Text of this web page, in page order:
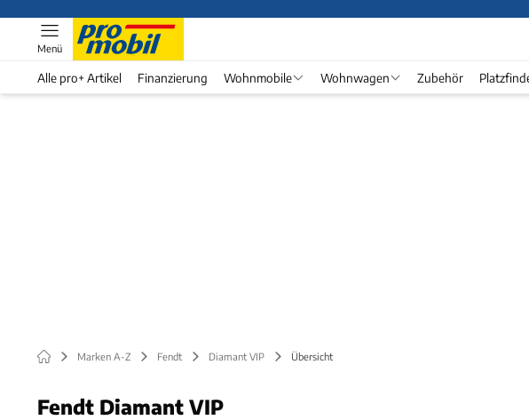
Menü
Alle pro+ Artikel Finanzierung Wohnmobile Wohnwagen Zubehör
Marken A-Z Fendt Diamant VIP Übersicht
Fendt Diamant VIP